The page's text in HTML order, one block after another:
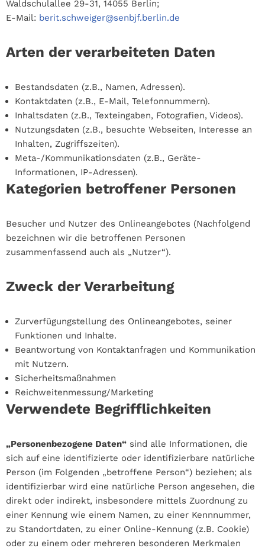
Waldschulallee 29-31, 14055 Berlin;
E-Mail: berit.schweiger@senbjf.berlin.de
Arten der verarbeiteten Daten
Bestandsdaten (z.B., Namen, Adressen).
Kontaktdaten (z.B., E-Mail, Telefonnummern).
Inhaltsdaten (z.B., Texteingaben, Fotografien, Videos).
Nutzungsdaten (z.B., besuchte Webseiten, Interesse an
Inhalten, Zugriffszeiten).
Meta-/Kommunikationsdaten (z.B., Geräte-
Informationen, IP-Adressen).
Kategorien betroffener Personen
Besucher und Nutzer des Onlineangebotes (Nachfolgend
bezeichnen wir die betroffenen Personen
zusammenfassend auch als „Nutzer“).
Zweck der Verarbeitung
Zurverfügungstellung des Onlineangebotes, seiner
Funktionen und Inhalte.
Beantwortung von Kontaktanfragen und Kommunikation
mit Nutzern.
Sicherheitsmaßnahmen
Reichweitenmessung/Marketing
Verwendete Begrifflichkeiten
„Personenbezogene Daten“ sind alle Informationen, die
sich auf eine identifizierte oder identifizierbare natürliche
Person (im Folgenden „betroffene Person“) beziehen; als
identifizierbar wird eine natürliche Person angesehen, die
direkt oder indirekt, insbesondere mittels Zuordnung zu
einer Kennung wie einem Namen, zu einer Kennnummer,
zu Standortdaten, zu einer Online-Kennung (z.B. Cookie)
oder zu einem oder mehreren besonderen Merkmalen